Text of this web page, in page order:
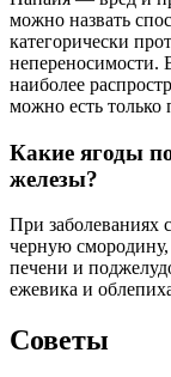
можно назвать
категорически
непереносимости.
наиболее
можно есть только
Какие ягоды
железы?
При заболеваниях
черную
печени и
ежевика и
Советы